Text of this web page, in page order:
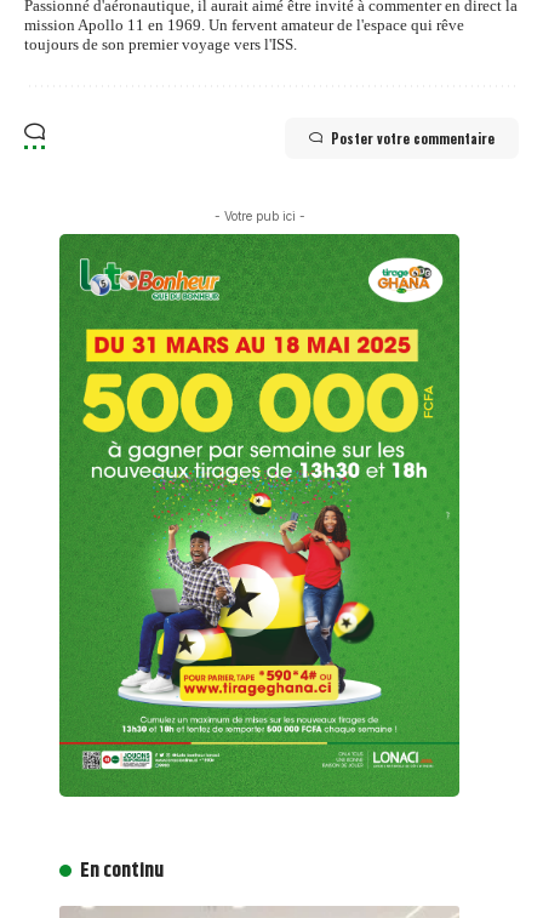
Passionné d'aéronautique, il aurait aimé être invité à commenter en direct la
mission Apollo 11 en 1969. Un fervent amateur de l'espace qui rêve
toujours de son premier voyage vers l'ISS.
Poster votre commentaire
- Votre pub ici -
En continu